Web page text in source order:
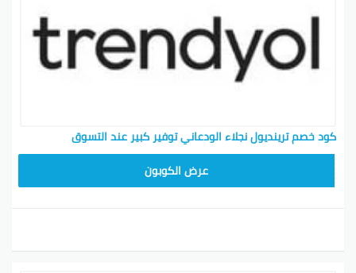
كود خصم ترينديول نجلاء الودعاني توفير كبير عند التسوق
عرض الكوبون